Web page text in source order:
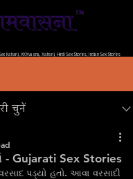
Kahani, XXXvasna, Xahani, Hindi Sex Stories, Indian Sex Stories
चुनें
- Gujarati Sex Stories
પડ્યો હતો. આવા વરસાદી